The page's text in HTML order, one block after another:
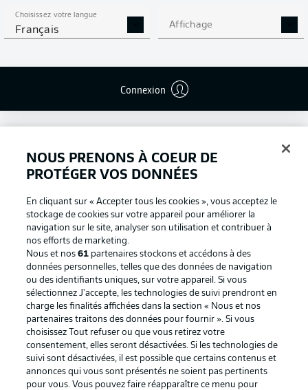
Choisissez votre langue
Français Affichage
Connexion
Football as it's meant to be
BUNDESLIGA APP
NOUS PRENONS À COEUR DE
PROTÉGER VOS DONNÉES
En cliquant sur « Accepter tous les cookies », vous acceptez le
stockage de cookies sur votre appareil pour améliorer la
navigation sur le site, analyser son utilisation et contribuer à
nos efforts de marketing.
Nous et nos61 partenaires stockons et accédons à des
données personnelles, telles que des données de navigation
ou des identifiants uniques, sur votre appareil. Si vous
sélectionnez J'accepte, les technologies de suivi prendront en
charge les finalités affichées dans la section « Nous et nos
partenaires traitons des données pour fournir ». Si vous
choisissez Tout refuser ou que vous retirez votre
consentement, elles seront désactivées. Si les technologies de
suivi sont désactivées, il est possible que certains contenus et
annonces qui vous sont présentés ne soient pas pertinents
pour vous. Vous pouvez faire réapparaître ce menu pour